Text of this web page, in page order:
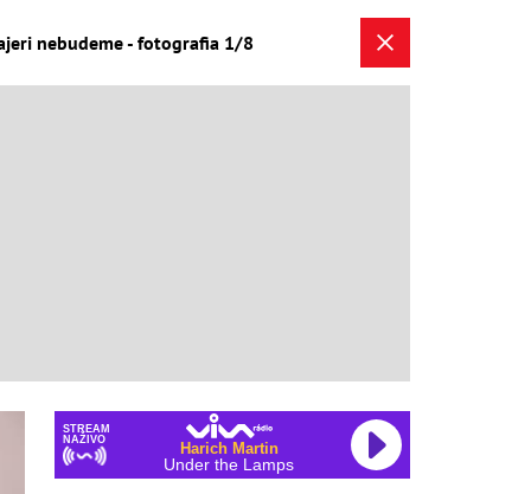
nebudeme - fotografia 1/8
STREAM
NAŽIVO
Harich Martin
Under the Lamps